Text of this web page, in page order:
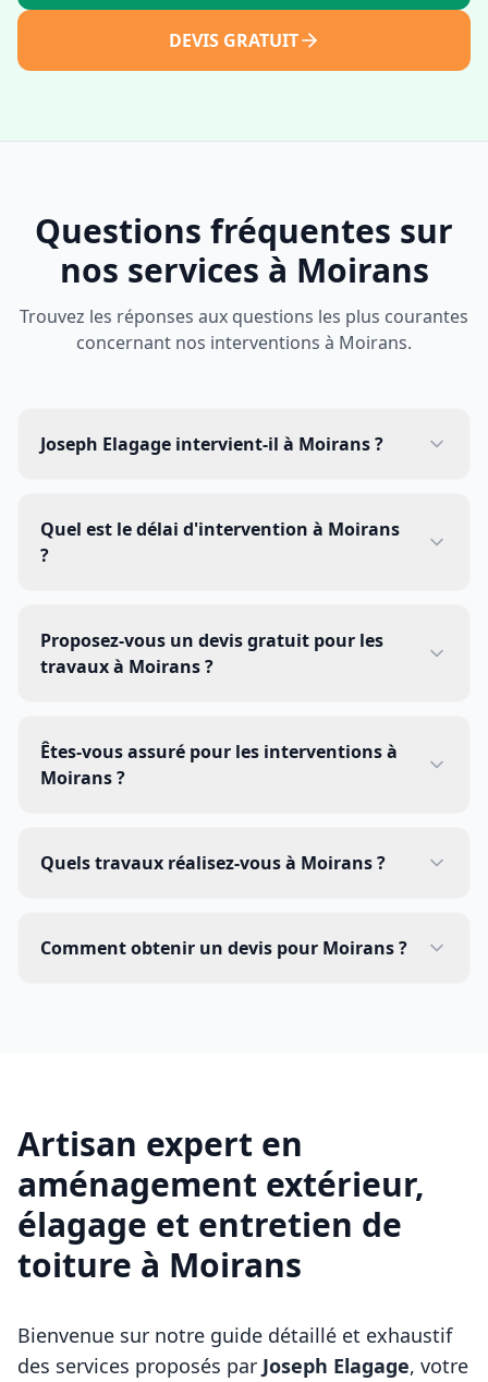
DEVIS GRATUIT
Questions fréquentes sur
nos services à Moirans
Trouvez les réponses aux questions les plus courantes
concernant nos interventions à Moirans.
Joseph Elagage intervient-il à Moirans ?
Quel est le délai d'intervention à Moirans
?
Proposez-vous un devis gratuit pour les
travaux à Moirans ?
Êtes-vous assuré pour les interventions à
Moirans ?
Quels travaux réalisez-vous à Moirans ?
Comment obtenir un devis pour Moirans ?
Artisan expert en
aménagement extérieur,
élagage et entretien de
toiture à Moirans
Bienvenue sur notre guide détaillé et exhaustif
des services proposés par Joseph Elagage, votre